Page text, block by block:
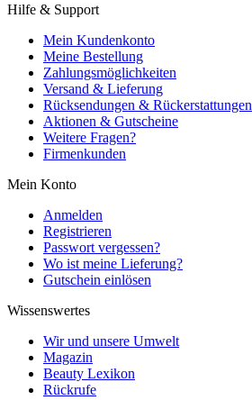
Hilfe & Support
Mein Kundenkonto
Meine Bestellung
Zahlungsmöglichkeiten
Versand & Lieferung
Rücksendungen & Rückerstattungen
Aktionen & Gutscheine
Weitere Fragen?
Firmenkunden
Mein Konto
Anmelden
Registrieren
Passwort vergessen?
Wo ist meine Lieferung?
Gutschein einlösen
Wissenswertes
Wir und unsere Umwelt
Magazin
Beauty Lexikon
Rückrufe